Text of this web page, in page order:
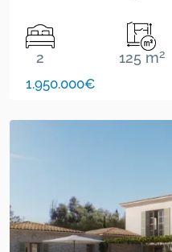
2 125 m2
1.950.000€